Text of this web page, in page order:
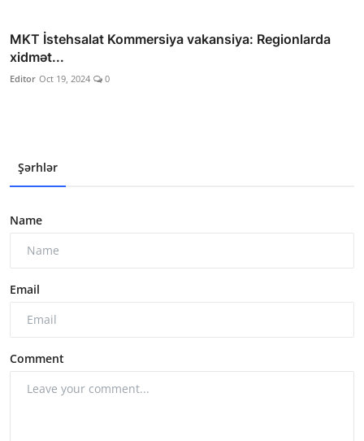
MKT İstehsalat Kommersiya vakansiya: Regionlarda
xidmət...
Editor Oct 19, 2024 0
Şərhlər
Name
Email
Comment